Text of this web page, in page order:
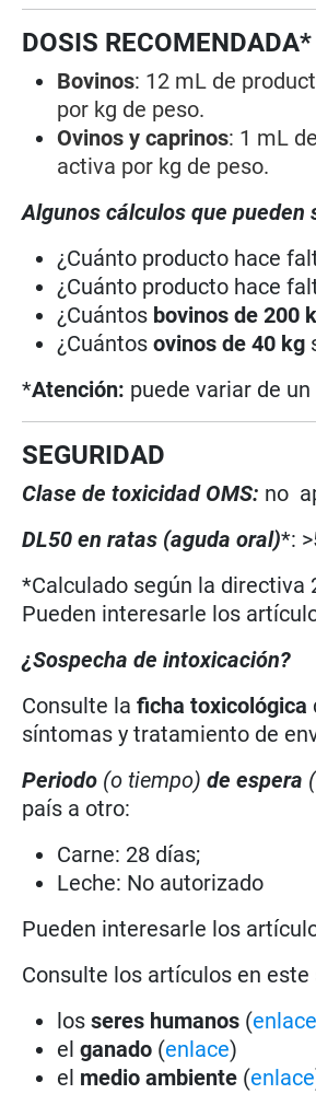
DOSIS RECOMENDADA*
Bovinos: 12 mL de
por kg de peso.
Ovinos y caprinos: 1 mL
activa por kg de peso.
Algunos cálculos que pueden
¿Cuánto producto hace
¿Cuánto producto hace
¿Cuántos bovinos de 200
¿Cuántosovinos de 40 kg
*Atención: puede variar de
SEGURIDAD
Clase de toxicidad OMS: no
DL50 en ratas (aguda oral)*:
*Calculado según la directiva
Pueden interesarle los
¿Sospecha de intoxicación?
Consulte laficha toxicológica
síntomas y tratamiento de
Periodo (o tiempo) de espera
país a otro:
Carne: 28 días;
Leche: No autorizado
Pueden interesarle los
Consulte los artículos en
losseres humanos (
elganado (enlace)
el medio ambiente (enlace